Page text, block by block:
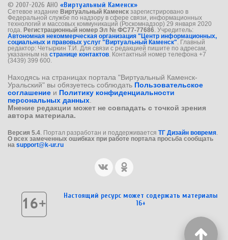
© 2007-2026 АНО «Виртуальный Каменск»
Сетевое издание Виртуальный Каменск зарегистрировано в
Федеральной службе по надзору в сфере связи, информационных
технологий и массовых коммуникаций (Роскомнадзор) 29 января 2020
года. Регистрационный номер Эл № ФС77-77686. Учредитель:
Автономная некоммерческая организация "Центр информационных,
социальных и правовых услуг "Виртуальный Каменск". Главный
редактор: Четыркин Т.И. Для связи с редакцией пишите по адресам,
указанным на странице контактов. Контактный номер телефона +7
(3439) 399 600.
Находясь на страницах портала "Виртуальный Каменск-
Уральский" вы обязуетесь соблюдать Пользовательское
соглашение и Политику конфиденциальности
персональных данных
Мнение редакции может не совпадать с точкой зрения
автора материала.
Версия 5.4. Портал разработан и поддерживается ТГ Дизайн вовремя.
О всех замеченных ошибках при работе портала просьба сообщать
на support@k-ur.ru
Настоящий ресурс может содержать материалы
16+